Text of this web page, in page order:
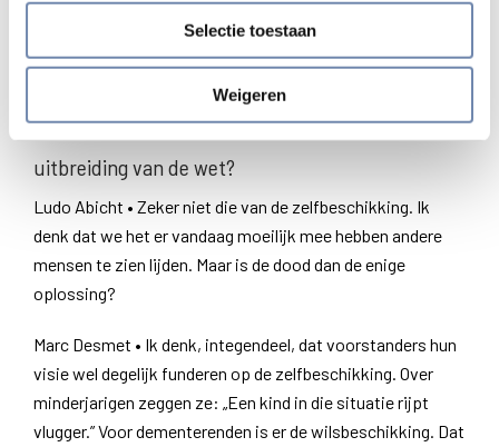
Selectie toestaan
Weigeren
zieke wilsonbekwaam is? Wat is onze verbondenheid dan?
Wat is hier nu het meest menselijke?
Welke mensvisie schuilt er achter de vraag om
uitbreiding van de wet?
Ludo Abicht • Zeker niet die van de zelfbeschikking. Ik
denk dat we het er vandaag moeilijk mee hebben andere
mensen te zien lijden. Maar is de dood dan de enige
oplossing?
Marc Desmet • Ik denk, integendeel, dat voorstanders hun
visie wel degelijk funderen op de zelfbeschikking. Over
minderjarigen zeggen ze: „Een kind in die situatie rijpt
vlugger.” Voor dementerenden is er de wilsbeschikking. Dat